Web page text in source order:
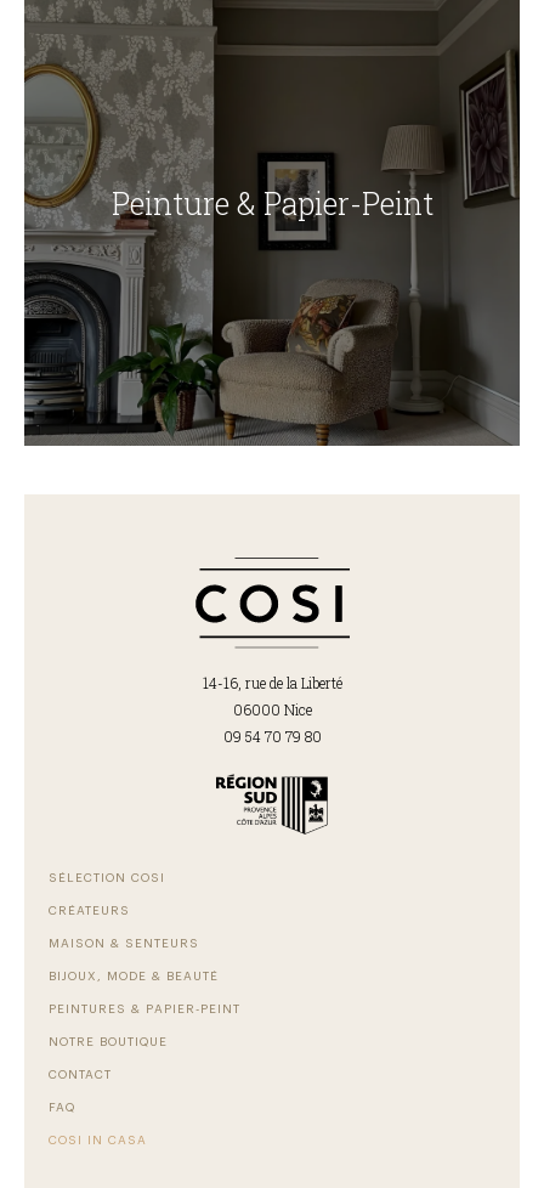
Peinture & Papier-Peint
14-16, rue de la Liberté
06000 Nice
09 54 70 79 80
SÉLECTION COSI
CRÉATEURS
MAISON & SENTEURS
BIJOUX, MODE & BEAUTÉ
PEINTURES & PAPIER-PEINT
NOTRE BOUTIQUE
CONTACT
FAQ
COSI IN CASA